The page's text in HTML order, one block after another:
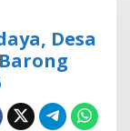
Desa